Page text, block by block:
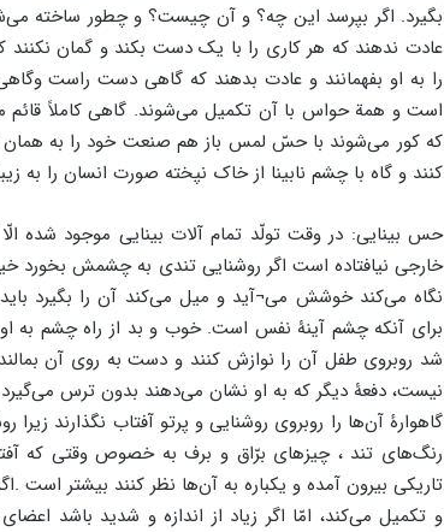
بگیرد. اگر بپرسد این چه؟ و آن چیست؟ و چطور ساخته
عادت ندهند که هر کاری را با یک دست بکند و گمان
را به او بفهمانند و عادت بدهند که گاهی دست راست
است و همة حواس با آن تکمیل می‌شوند. گاهی کاملاً
که کور می‌شوند با حسّ لمس باز هم صنعت خود را به
کنند و گاه با چشم نابینا از خاک نپخته صورت انسان را به
حس بینایی: در وقت تولّد تمام آلات بینایی موجود
خارجی نیافتاده است اگر روشنایی تندی به چشمش بخورد
نگاه می‌کند خوشش می¬آید و میل می‌کند آن را بگیرد
برای آنکه چشم آینۀ نفس است. خوب و بد از راه چشم به
شد روبروی طفل آن را نوازش کنند و دست به روی آن بمالند
نیست، دفعۀ دیگر که به او نشان می‌دهند بدون ترس
گاهوارۀ آن‌ها را روبروی روشنایی و پرتو آفتاب نگذارند
رنگ‌های تند ، چیزهای برّاق و برف به خصوص وقتی که
تاریکی بیرون آمده و یکباره به آن‌ها نظر کنند بیشتر است
و تکمیل می‌کند، امّا اگر زیاد از اندازه و شدید باشد